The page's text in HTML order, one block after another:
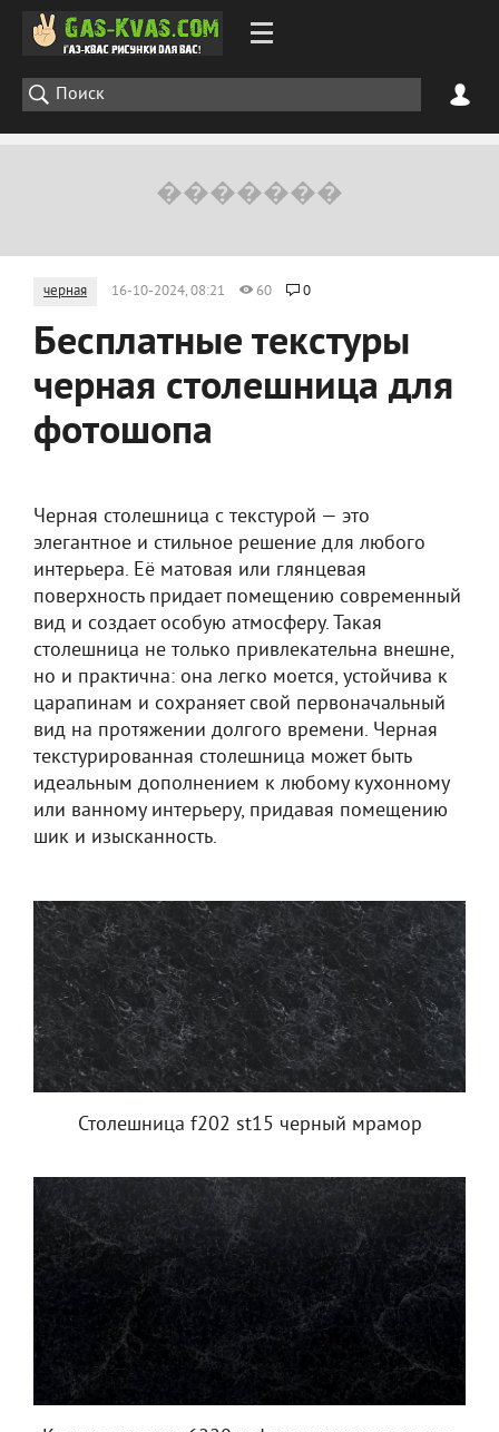
черная 16-10-2024, 08:21 60 0
Бесплатные текстуры
черная столешница для
фотошопа
Черная столешница с текстурой — это
элегантное и стильное решение для любого
интерьера. Её матовая или глянцевая
поверхность придает помещению современный
вид и создает особую атмосферу. Такая
столешница не только привлекательна внешне,
но и практична: она легко моется, устойчива к
царапинам и сохраняет свой первоначальный
вид на протяжении долгого времени. Черная
текстурированная столешница может быть
идеальным дополнением к любому кухонному
или ванному интерьеру, придавая помещению
шик и изысканность.
Столешница f202 st15 черный мрамор